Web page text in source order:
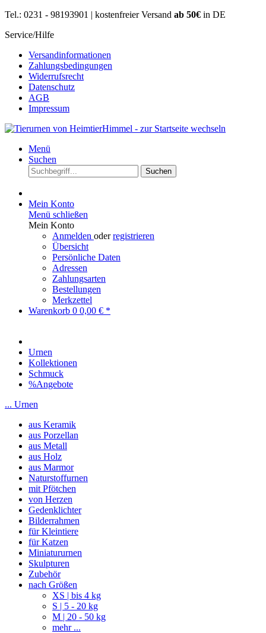
Tel.: 0231 - 98193901 | kostenfreier Versand ab 50€ in DE
Service/Hilfe
Versandinformationen
Zahlungsbedingungen
Widerrufsrecht
Datenschutz
AGB
Impressum
Menü
Suchen
Suchen
Mein Konto
Menü schließen
Mein Konto
Anmelden oderregistrieren
Übersicht
Persönliche Daten
Adressen
Zahlungsarten
Bestellungen
Merkzettel
Warenkorb 0 0,00 € *
Urnen
Kollektionen
Schmuck
%Angebote
... Urnen
aus Keramik
aus Porzellan
aus Metall
aus Holz
aus Marmor
Naturstoffurnen
mit Pfötchen
von Herzen
Gedenklichter
Bilderrahmen
für Kleintiere
für Katzen
Miniatururnen
Skulpturen
Zubehör
nach Größen
XS | bis 4 kg
S | 5 - 20 kg
M | 20 - 50 kg
mehr ...